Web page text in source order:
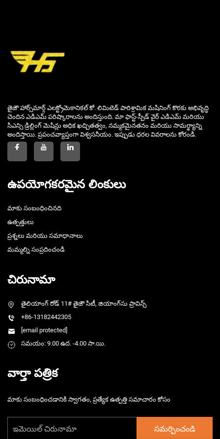
తైజౌ హార్స్‌మార్గ్ ఎలక్ట్రోమెకానికల్ కో. లిమిటెడ్ పారిశ్రామిక మషినింగ్ కొరకు అభివృద్ధి
చెందిన ఎడిఎమ్ పరిష్కారాలను అందిస్తుంది. మా ఫాస్ట్-స్పీడ్ వైర్ ఎడిఎమ్ మరియు
సిఎన్సి డ్రిల్లింగ్ మెషిన్లు అధిక ఖచ్చితత్వం, నమ్మకమైనతనం మరియు సామర్థ్యాన్ని
అందిస్తాయి. ప్రపంచవ్యాప్తంగా విశ్వసనీయం. ఇప్పుడు ధరల వివరాలను కోరండి.
ఉపయోగకరమైన లింకులు
మాకు సంబంధించినది
ఉత్పత్తులు
ప్రశ్నలు మరియు సమాధానాలు
మమ్మల్ని సంప్రదించండి
చిరునామా
తైలియాంగ్ రోడ్ 11# తైజౌ సిటీ, జియాంగ్‌సు ప్రావిన్స్
+86-13182442305
[email protected]
సమయం: 9.00 ఉద. -4.00 సా.యి.
వార్తా పత్రిక
మాకు సంబంధించడానికి స్వాగతం, ప్రత్యేక ఉత్పత్తి సమాచారం కోసం
సమర్పించండి